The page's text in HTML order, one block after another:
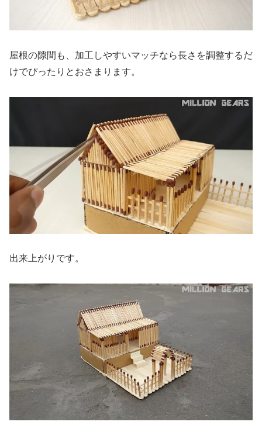
屋根の隙間も、加工しやすいマッチなら長さを調整するだ
けでぴったりとおさまります。
出来上がりです。